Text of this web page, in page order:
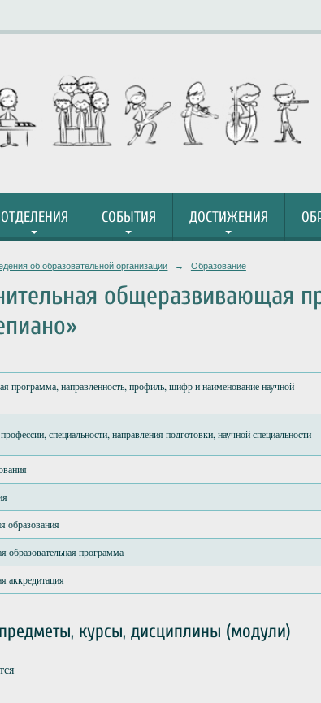
ОТДЕЛЕНИЯ СОБЫТИЯ ДОСТИЖЕНИЯ
об образовательной организации → Образование
общеразвивающая
программа, направленность, профиль, шифр и наименование научной
специальности, направления подготовки, научной специальности
образования
образовательная программа
аккредитация
курсы, дисциплины (модули)